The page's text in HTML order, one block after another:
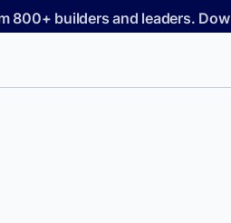
800+ builders and leaders.